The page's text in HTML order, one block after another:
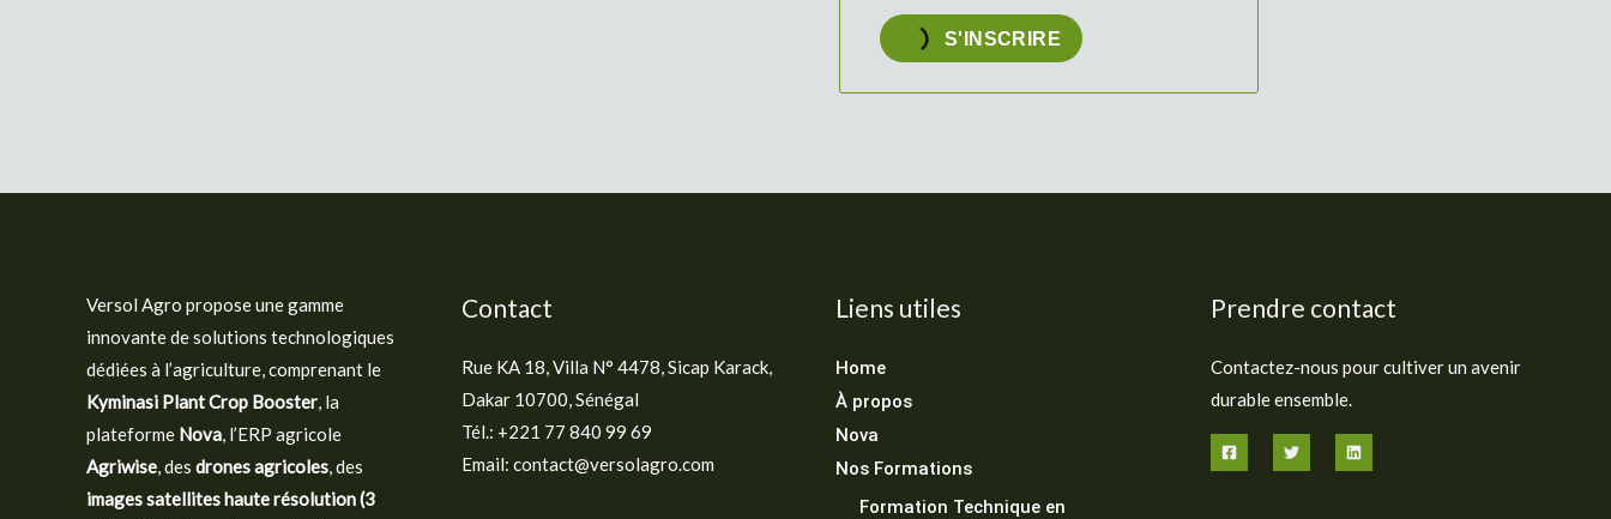
S'INSCRIRE
Versol Agro propose une gamme
innovante de solutions technologiques
dédiées à l’agriculture, comprenant le
Kyminasi Plant Crop Booster, la
plateforme Nova, l’ERP agricole
Agriwise, des drones agricoles, des
images satellites haute résolution (3
Contact
Rue KA 18, Villa N° 4478, Sicap Karack,
Dakar 10700, Sénégal
Tél.: +221 77 840 99 69
Email: contact@versolagro.com
Liens utiles
Home
À propos
Nova
Nos Formations
Formation Technique en
Prendre contact
Contactez-nous pour cultiver un avenir
durable ensemble.